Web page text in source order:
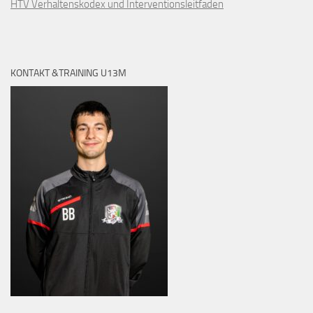
HTV Verhaltenskodex und Interventionsleitfaden
KONTAKT &TRAINING U13M